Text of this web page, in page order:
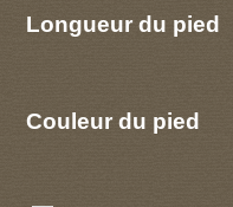
Longueur du pied
Couleur du pied